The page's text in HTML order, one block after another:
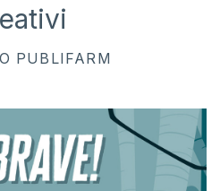
PUBLIFARM